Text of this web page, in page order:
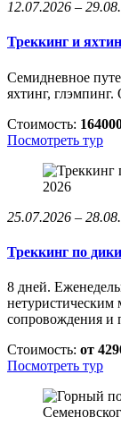
12.07.2026 –
Треккинг и
Семидневное
яхтинг,
Стоимость:
Посмотреть тур
25.07.2026 –
Треккинг по
8 дней.
нетуристическим
сопровождения и
Стоимость: от
Посмотреть тур